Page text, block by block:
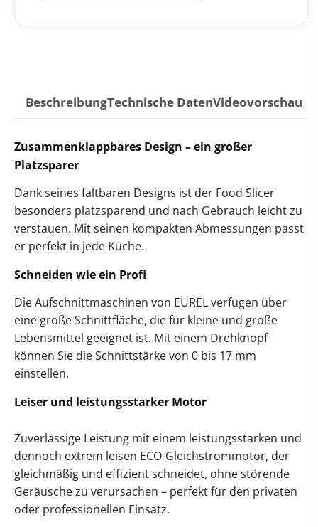
BeschreibungTechnische DatenVideovorschau
Zusammenklappbares Design – ein großer
Platzsparer
Dank seines faltbaren Designs ist der Food Slicer
besonders platzsparend und nach Gebrauch leicht zu
verstauen. Mit seinen kompakten Abmessungen passt
er perfekt in jede Küche.
Schneiden wie ein Profi
Die Aufschnittmaschinen von EUREL verfügen über
eine große Schnittfläche, die für kleine und große
Lebensmittel geeignet ist. Mit einem Drehknopf
können Sie die Schnittstärke von 0 bis 17 mm
einstellen.
Leiser und leistungsstarker Motor
Zuverlässige Leistung mit einem leistungsstarken und
dennoch extrem leisen ECO-Gleichstrommotor, der
gleichmäßig und effizient schneidet, ohne störende
Geräusche zu verursachen – perfekt für den privaten
oder professionellen Einsatz.